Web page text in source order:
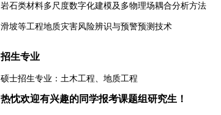
岩石类材料多尺度数字化建模及多物理场耦合分析方法
滑坡等工程地质灾害风险辨识与预警预测技术
招生专业
硕士招生专业：土木工程、地质工程
热忱欢迎有兴趣的同学报考课题组研究生！